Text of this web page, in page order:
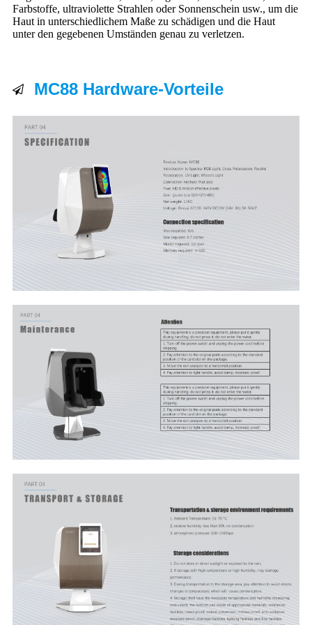
Farbstoffe, ultraviolette Strahlen oder Sonnenschein usw., um die
Haut in unterschiedlichem Maße zu schädigen und die Haut
unter den gegebenen Umständen genau zu verletzen.
MC88 Hardware-Vorteile